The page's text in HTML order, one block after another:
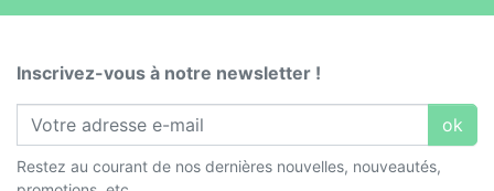
Inscrivez-vous à notre newsletter !
ok
Restez au courant de nos dernières nouvelles, nouveautés,